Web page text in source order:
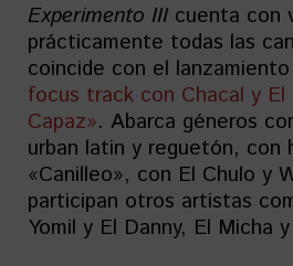
Experimento III cuenta con
prácticamente todas las
coincide con el
focus track con Chacal y El
Capaz». Abarca géneros
urban latin y reguetón, con
«Canilleo», con El Chulo y
participan otros artistas
Yomil y El Danny, El Micha